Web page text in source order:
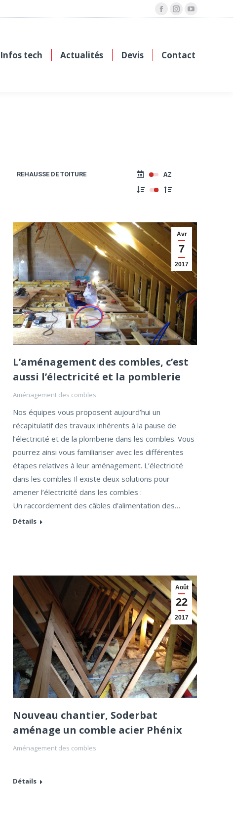
Facebook
Instagram
YouTube
Infos tech Actualités Devis Contact
REHAUSSE DE TOITURE
Avr
7
2017
L’aménagement des combles, c’est
aussi l’électricité et la pomblerie
Aménagement des combles
Nos équipes vous proposent aujourd’hui un
récapitulatif des travaux inhérents à la pause de
l’électricité et de la plomberie dans les combles. Vous
pourrez ainsi vous familiariser avec les différentes
étapes relatives à leur aménagement. L’électricité
dans les combles Il existe deux solutions pour
amener l’électricité dans les combles :
Un raccordement des câbles d’alimentation des…
Détails
Août
22
2017
Nouveau chantier, Soderbat
aménage un comble acier Phénix
Aménagement des combles
Détails